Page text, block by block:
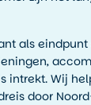
als
intrekt. Wij
door